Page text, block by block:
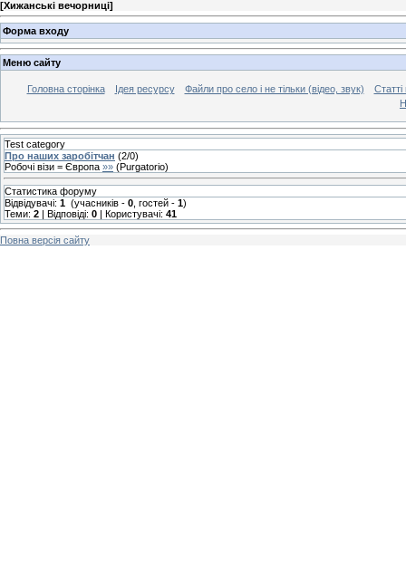
[Хижанські вечорниці]
Форма входу
Меню сайту
Головна сторінка Ідея ресурсу Файли про село і не тільки (відео, звук)
Test category
Про наших заробітчан (2/0)
Робочі візи = Європа »» (Purgatorio)
Статистика форуму
Відвідувачі: 1 (учасників - 0 , гостей - 1)
Теми: 2 | Відповіді: 0 | Користувачі: 41
Повна версія сайту